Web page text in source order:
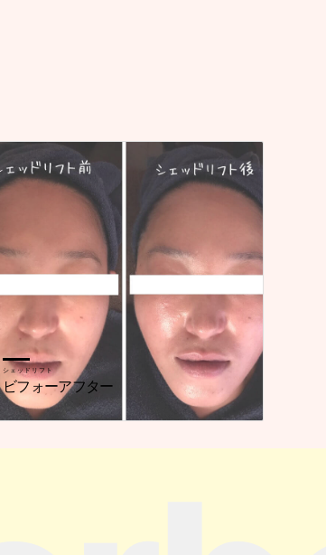
シェッドリフト
ビフォーアフター